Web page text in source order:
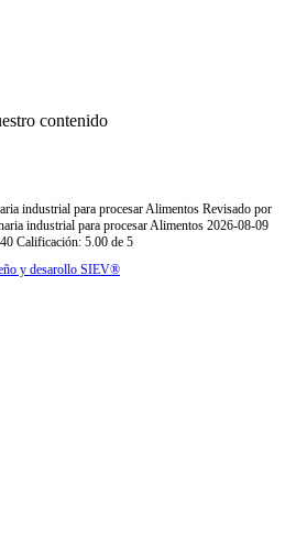
contenido
industrial para procesar Alimentos Revisado por
industrial para procesar Alimentos 2026-08-09
Calificación: 5.00 de 5
y desarollo SIEV®